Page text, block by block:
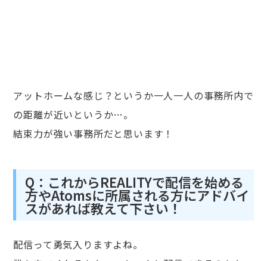
アットホームな感じ？というか一人一人の事務所内で
の距離が近いというか…。
結束力が強い事務所だと思います！
Q：これからREALITYで配信を始める
方やAtomsに所属される方にアドバイ
スがあれば教えて下さい！
配信って勇気入りますよね。